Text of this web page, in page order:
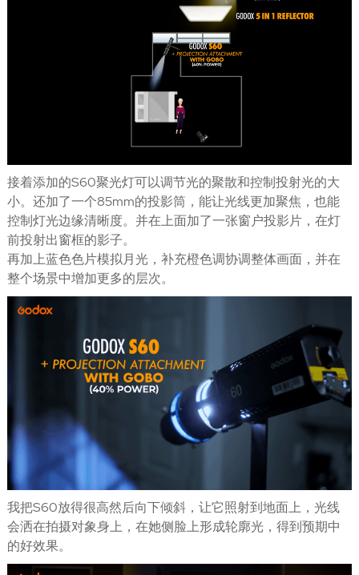
接着添加的S60聚光灯可以调节光的聚散和控制投射光的大
小。还加了一个85mm的投影筒，能让光线更加聚焦，也能
控制灯光边缘清晰度。并在上面加了一张窗户投影片，在灯
前投射出窗框的影子。
再加上蓝色色片模拟月光，补充橙色调协调整体画面，并在
整个场景中增加更多的层次。
我把S60放得很高然后向下倾斜，让它照射到地面上，光线
会洒在拍摄对象身上，在她侧脸上形成轮廓光，得到预期中
的好效果。